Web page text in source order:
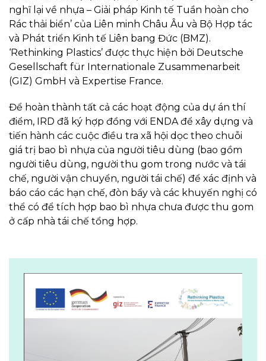
nghĩ lại về nhựa – Giải pháp Kinh tế Tuần hoàn cho
Rác thải biển’ của Liên minh Châu Âu và Bộ Hợp tác
và Phát triển Kinh tế Liên bang Đức (BMZ).
‘Rethinking Plastics’ được thực hiện bởi Deutsche
Gesellschaft für Internationale Zusammenarbeit
(GIZ) GmbH và Expertise France.
Để hoàn thành tất cả các hoạt động của dự án thí
điểm, IRD đã ký hợp đồng với ENDA để xây dựng và
tiến hành các cuộc điều tra xã hội dọc theo chuỗi
giá trị bao bì nhựa của người tiêu dùng (bao gồm
người tiêu dùng, người thu gom trong nước và tái
chế, người vận chuyển, người tái chế) để xác định và
báo cáo các hạn chế, đòn bẩy và các khuyến nghị có
thể có để tích hợp bao bì nhựa chưa được thu gom
ở cấp nhà tái chế tổng hợp.